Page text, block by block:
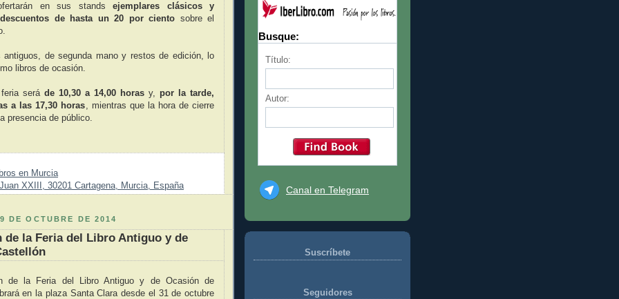
en sus stands ejemplares clásicos y
descuentos de hasta un 20 por ciento sobre el
de segunda mano y restos de edición, lo
libros de ocasión.
será de 10,30 a 14,00 horas y,
por la tarde,
a las 17,30 horas , mientras que la hora de cierre
presencia de público.
en Murcia
XXIII, 30201 Cartagena, Murcia, España
DE OCTUBRE DE 2014
de la Feria del Libro Antiguo y de
de la Feria del Libro Antiguo y de Ocasión de
en la plaza Santa Clara desde el 31 de octubre
Busque:
Título:
Autor:
Canal en Telegram
Suscríbete
Seguidores